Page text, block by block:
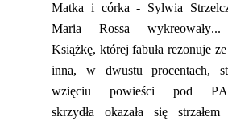
Matka i córka - Sylwia
Maria Rossa wykreowały...
Książkę, której fabuła rezonuje
inna, w dwustu procentach,
wzięciu powieści pod
skrzydła okazała się